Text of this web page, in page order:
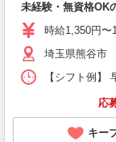
未経験・無資格OK
時給1,350円
埼玉県熊谷市
【シフト例
応
キー